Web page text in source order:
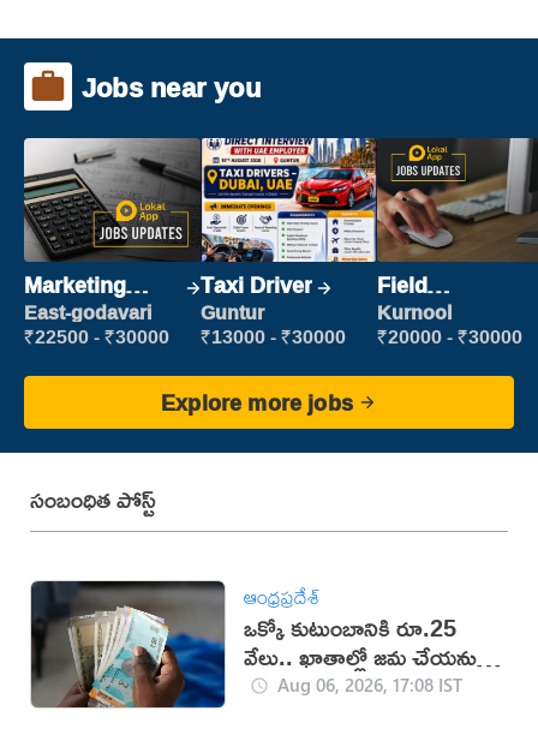
Jobs near you
Marketing
Executive
East-godavari
₹22500 - ₹30000
Taxi Driver
Guntur
₹13000 - ₹30000
Field
Marketing
Executive
Kurnool
₹20000 - ₹30000
Explore more jobs
సంబంధిత పోస్ట్
ఆంధ్రప్రదేశ్
ఒక్కో కుటుంబానికి రూ.25
వేలు.. ఖాతాల్లో జ‌మ చేయ‌నున్న
ప్ర‌భుత్వం..!
Aug 06, 2026, 17:08 IST